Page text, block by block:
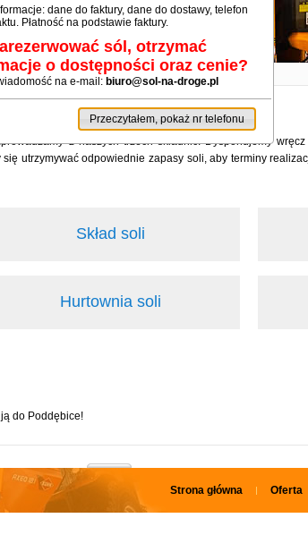
z naszych trzech składnic. Dysponujemy
utrzymywać odpowiednie zapasy soli, aby terminy
Skład soli
Hurtownia soli
do Poddębice!
Strona główna Oferta
dane do faktury, dane do dostawy, telefon
Płatność na podstawie faktury.
sól, otrzymać
o dostępności oraz cenie?
na e-mail: biuro@sol-na-droge.pl
Przeczytałem, pokaż nr telefonu